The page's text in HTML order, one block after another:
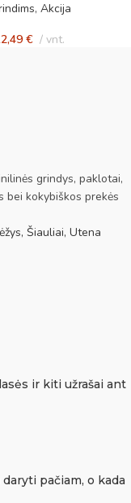
, Akcija
€ vnt.
grindys, paklotai,
bei kokybiškos prekės
Šiauliai, Utena
ir kiti užrašai ant
pačiam, o kada